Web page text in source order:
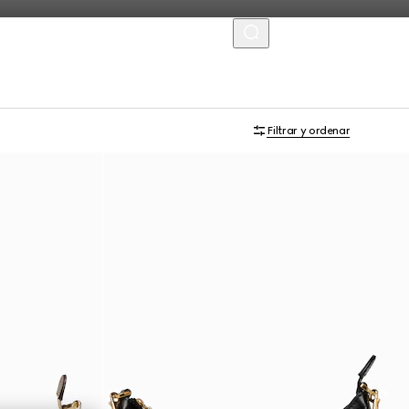
Filtrar y ordenar